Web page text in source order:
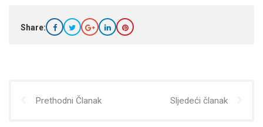
Share:
Prethodni Članak Sljedeći članak